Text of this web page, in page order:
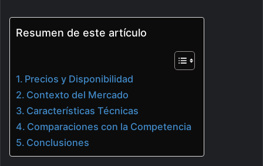
Resumen de este artículo
Precios y Disponibilidad
Contexto del Mercado
Características Técnicas
Comparaciones con la Competencia
Conclusiones